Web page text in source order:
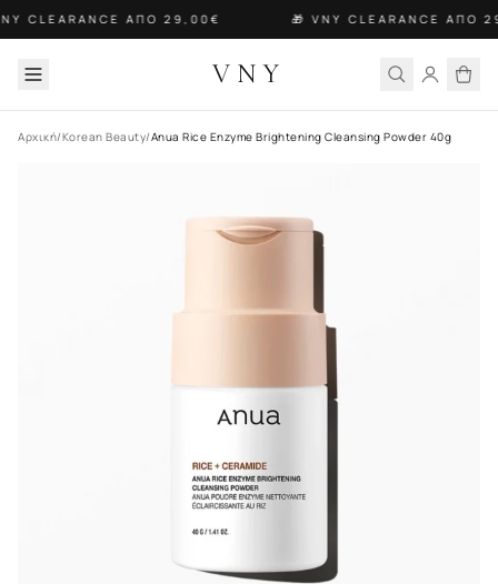
CLEARANCE ΑΠΟ 29,00€ 🎁 VNY CLEARANCE ΑΠΟ
VNY
Αρχική/Korean Beauty/Anua Rice Enzyme Brightening Cleansing Powder 40g